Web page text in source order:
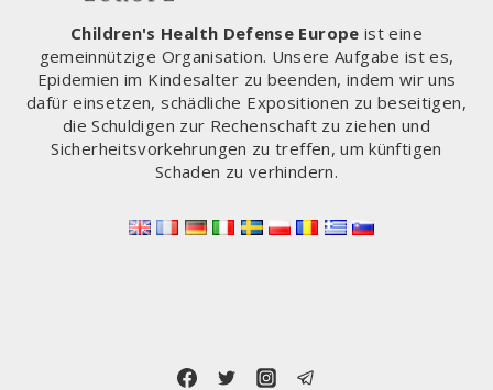
Children's Health Defense Europe ist eine
gemeinnützige Organisation. Unsere Aufgabe ist es,
Epidemien im Kindesalter zu beenden, indem wir uns
dafür einsetzen, schädliche Expositionen zu beseitigen,
die Schuldigen zur Rechenschaft zu ziehen und
Sicherheitsvorkehrungen zu treffen, um künftigen
Schaden zu verhindern.